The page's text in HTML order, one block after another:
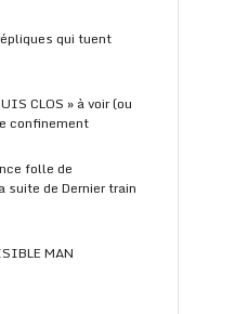
qui tuent
CLOS » à voir (ou
confinement
folle de
suite de Dernier train
MAN